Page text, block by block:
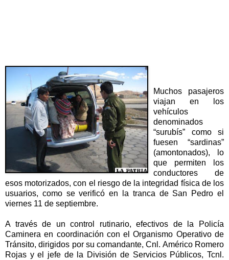
Muchos pasajeros
viajan en los
vehículos
denominados
“surubís” como si
fuesen “sardinas”
(amontonados), lo
que permiten los
conductores de
esos motorizados, con el riesgo de la integridad física de los
usuarios, como se verificó en la tranca de San Pedro el
viernes 11 de septiembre.
A través de un control rutinario, efectivos de la Policía
Caminera en coordinación con el Organismo Operativo de
Tránsito, dirigidos por su comandante, Cnl. Américo Romero
Rojas y el jefe de la División de Servicios Públicos, Tcnl.